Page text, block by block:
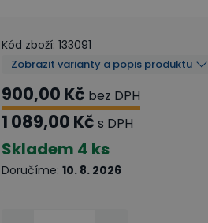
Kód zboží: 133091
Zobrazit varianty a popis produktu
900,00 Kč bez DPH
1 089,00 Kč s DPH
Skladem 4 ks
Doručíme: 10. 8. 2026